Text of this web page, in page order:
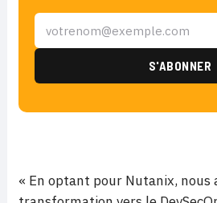
« En optant pour Nutanix, nous